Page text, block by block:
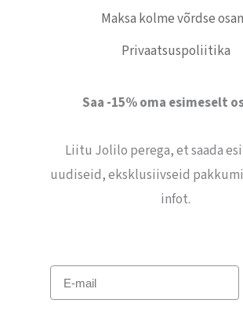
Maksa kolme võrdse
Privaatsuspoliitika
Saa -15% oma esimeselt
Liitu Jolilo perega, et saada
uudiseid, eksklusiivseid
infot.
E-mail